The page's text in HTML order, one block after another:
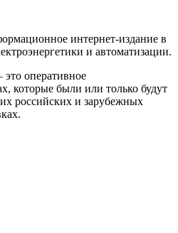
интернет-издание в
и автоматизации.
оперативное
которые были или только будут
российских и зарубежных